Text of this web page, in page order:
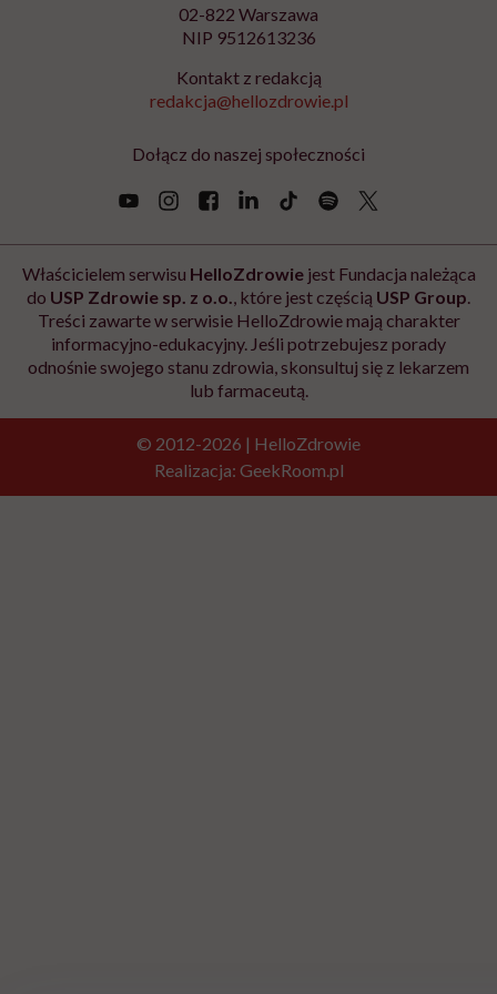
02-822 Warszawa
NIP 9512613236
Kontakt z redakcją
redakcja@hellozdrowie.pl
Dołącz do naszej społeczności
Właścicielem serwisu HelloZdrowiejest Fundacja należąca
do USP Zdrowie sp. z o.o., które jest częścią USP Group.
Treści zawarte w serwisie HelloZdrowie mają charakter
informacyjno-edukacyjny. Jeśli potrzebujesz porady
odnośnie swojego stanu zdrowia, skonsultuj się z lekarzem
lub farmaceutą.
© 2012-2026 | HelloZdrowie
Realizacja: GeekRoom.pl